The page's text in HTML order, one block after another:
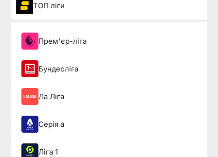
ТОП ліги
Прем'єр-ліга
Бундесліга
Ла Ліга
Серія а
Ліга 1